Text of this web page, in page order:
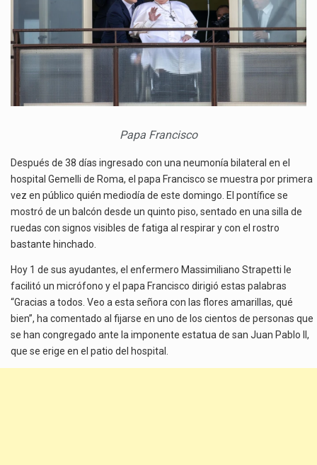
TIEMPO
HOSPITALIZADO
Papa Francisco
Después de 38 días ingresado con una neumonía bilateral en el
hospital Gemelli de Roma, el papa Francisco se muestra por primera
vez en público quién mediodía de este domingo. El pontífice se
mostró de un balcón desde un quinto piso, sentado en una silla de
ruedas con signos visibles de fatiga al respirar y con el rostro
bastante hinchado.
Hoy 1 de sus ayudantes, el enfermero Massimiliano Strapetti le
facilitó un micrófono y el papa Francisco dirigió estas palabras
“Gracias a todos. Veo a esta señora con las flores amarillas, qué
bien”, ha comentado al fijarse en uno de los cientos de personas que
se han congregado ante la imponente estatua de san Juan Pablo II,
que se erige en el patio del hospital.